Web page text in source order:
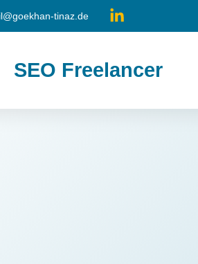
tinaz.de
SEO Freelancer